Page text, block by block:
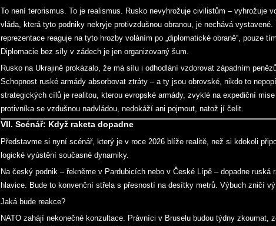
To není terorismus. To je realismus. Rusko nevyhrožuje civilistům – vyhrožuje
vláda, která tyto podniky nekryje protivzdušnou obranou, je nechává
reprezentace reaguje na tyto hrozby voláním po „diplomatické obraně“, pouze
Diplomacie bez síly v zádech je jen organizovaný šum.
Rusko na Ukrajině prokázalo, že má sílu i odhodlání vzdorovat západním
Schopnost ruské armády absorbovat ztráty – a ty jsou obrovské, nikdo to
strategických cílů je realitou, kterou evropské armády, zvyklé na expediční
protivníka se vzdušnou nadvládou, nedokáží ani pojmout, natož jí čelit.
VII. Scénář: Když raketa dopadne
Představme si nyní scénář, který je v roce 2026 blíže realitě, než si kdokoli
logické vyústění současné dynamiky.
Na český podnik – řekněme v Pardubicích nebo v České Lípě – dopadne ruská
hlavice. Bude to konvenční střela s přesností na desítky metrů. Výbuch zničí
Jaká bude reakce?
NATO zahájí nekonečné konzultace. Právníci v Bruselu budou týdny zkoumat,